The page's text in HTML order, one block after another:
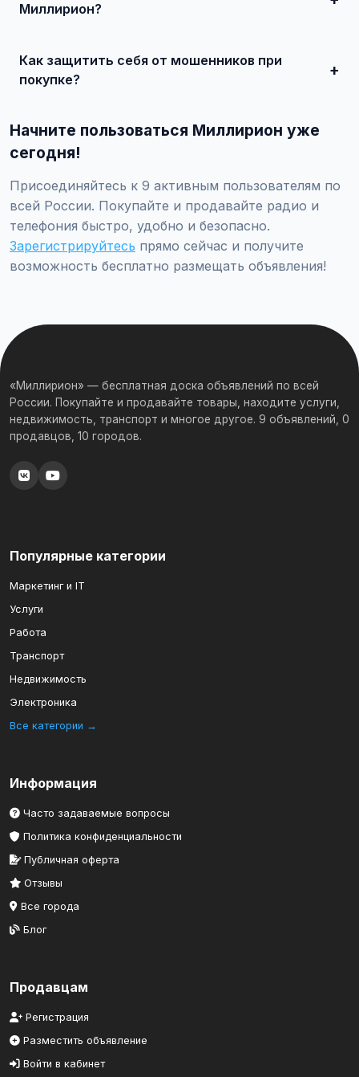
Миллирион?
встрече и совершите сделку.
Как защитить себя от мошенников при
покупке?
предоплату незнакомцам.
Начните пользоваться Миллирион уже
сегодня!
Присоединяйтесь к 9 активным пользователям по
всей России. Покупайте и продавайте радио и
телефония быстро, удобно и безопасно.
Зарегистрируйтесь прямо сейчас и получите
возможность бесплатно размещать объявления!
«Миллирион» — бесплатная доска объявлений по всей
России. Покупайте и продавайте товары, находите услуги,
недвижимость, транспорт и многое другое. 9 объявлений, 0
продавцов, 10 городов.
Популярные категории
Маркетинг и IT
Услуги
Работа
Транспорт
Недвижимость
Электроника
Все категории →
Информация
Часто задаваемые вопросы
Политика конфиденциальности
Публичная оферта
Отзывы
Все города
Блог
Продавцам
Регистрация
Разместить объявление
Войти в кабинет